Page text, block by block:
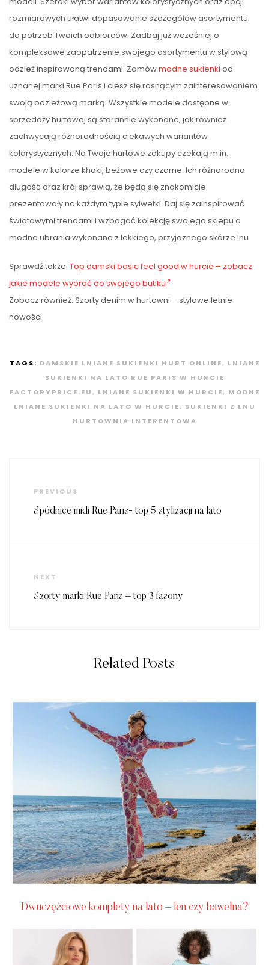
rozmiarowych ułatwi dopasowanie szczegółów asortymentu
do potrzeb Twoich odbiorców. Zadbaj już wcześniej o
kompleksowe zaopatrzenie swojego asortymentu w stylową
odzież inspirowaną trendami. Zamówmodne sukienki od
uznanej marki Rue Paris i ciesz się rosnącym zainteresowaniem
swoją odzieżową marką. Wszystkie modele dostępne w
sprzedaży hurtowej są starannie wykonane, jak również
zachwycają różnorodnością ciekawych wariantów
kolorystycznych. Na Twoje hurtowe zakupy czekają m.in.
modele w kolorze khaki, beżowe czy czarne. Ich różnorodna
długość oraz krój sprawią, że będą się znakomicie
prezentowały na każdym typie sylwetki. Daj się zainspirować
światowymi trendami i wzbogać kolekcję swojego sklepu o
modne ubrania wykonane z lekkiego, przyjaznego skórze lnu.
Sprawdź także: Top damski basic feel good w hurcie – zobacz
jakie modele wybrać do swojego butiku
Zobacz również: Szorty denim w hurtowni – stylowe letnie
nowości
TAGS: DAMSKIE LNIANE SUKIENKI HURT ONLINE, LNIANE
SUKIENKI NA LATO RUE PARIS W HURCIE
FACTORYPRICE.EU , LNIANE SUKIENKI W HURCIE, MODNE
LNIANE SUKIENKI NA LATO W HURCIE, SUKIENKI Z LNU
HURTOWNIA INTERENTOWA
wpisu
Previous
Post
PREVIOUS
Spódnice midi Rue Paris- top 5 stylizacji na lato
Next
Post
NEXT
Szorty marki Rue Paris – top 3 fasony
Related Posts
Dwuczęściowe komplety na lato – len czy bawełna?